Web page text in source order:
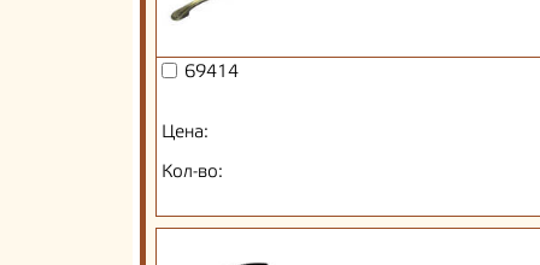
69414
Цена:
Кол-во: